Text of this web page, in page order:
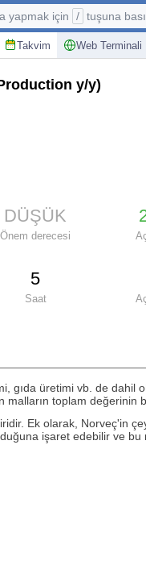
Takvim Web Terminali
yapmak için / tuşuna basın:
y/y)
DÜŞÜK
Önem derecesi
5
Saat
gıda üretimi vb. de
toplam değerinin bir
Ek olarak, Norveç'in
işaret edebilir ve